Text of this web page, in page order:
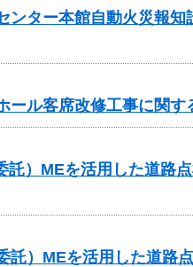
ンター本館自動火災報
ール客席改修工事に関
）MEを活用した道路
）MEを活用した道路